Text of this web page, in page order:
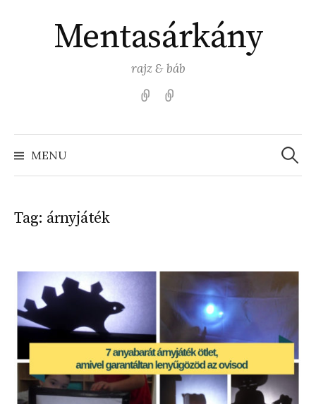
contentMentasárkány
rajz & báb
Kezdőlap
MENU
Search
for:
Tag: árnyjáték